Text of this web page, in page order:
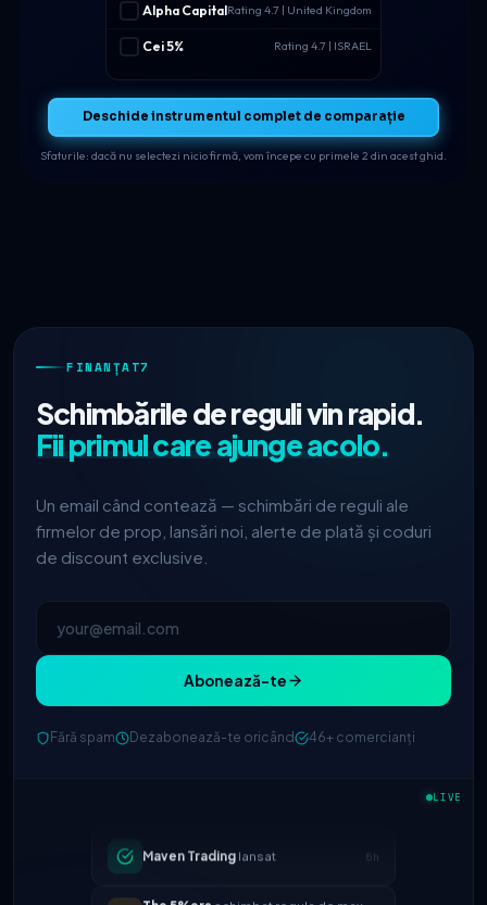
Alpha CapitalRating 4.7 | United Kingdom
Cei 5% Rating 4.7 | ISRAEL
Deschide instrumentul complet de comparație
Sfaturile: dacă nu selectezi nicio firmă, vom începe cu primele 2 din acest ghid.
FINANȚAT7
Schimbările de reguli vin rapid.
Fii primul care ajunge acolo.
Un email când contează — schimbări de reguli ale
firmelor de prop, lansări noi, alerte de plată și coduri
de discount exclusive.
Abonează-te
Fără spam Dezabonează-te oricând 46+ comercianți
LIVE
FTMO actualizat împărțirea
The 5%ersschimbat regula de max